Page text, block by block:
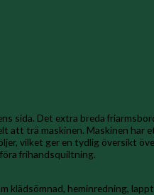
sida. Det extra breda
att trä maskinen. Maskinen
vilket ger en tydlig översikt
frihandsquiltning.
klädsömnad, heminredning,